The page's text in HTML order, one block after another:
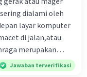
dialami oleh
layar komputer
di jalan,atau
merupakan
Jika Anda termasuk
berbagai
Jawaban terverifikasi